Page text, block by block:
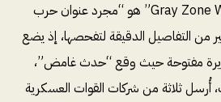
قد تظن أن “Gray Zone Warfare” هو “مجرد عنوان حرب
من التفاصيل الدقيقة لتفحصها، إذ يضع
جزيرة مفتوحة حيث وقع “حدث غامض”،
أُرسل ثلاثة من شركات القوات العسكرية